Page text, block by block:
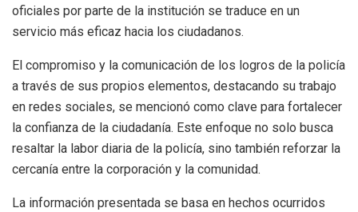
oficiales por parte de la institución se traduce en un
servicio más eficaz hacia los ciudadanos.
El compromiso y la comunicación de los logros de la policía
a través de sus propios elementos, destacando su trabajo
en redes sociales, se mencionó como clave para fortalecer
la confianza de la ciudadanía. Este enfoque no solo busca
resaltar la labor diaria de la policía, sino también reforzar la
cercanía entre la corporación y la comunidad.
La información presentada se basa en hechos ocurridos